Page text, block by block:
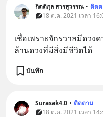
กิตติกุล สารสุวรรณ • ติด
18 ต.ค. 2021 เวลา
เชื่อเพราะจักรวาลมีดวง
ล้านดวงที่มีสิ่งมีชีวิตได้
บันทึก
Surasak4.0 • ติดตาม
18 ต.ค. 2021 เวลา